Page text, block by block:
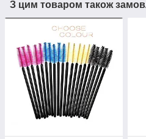
З цим товаром також